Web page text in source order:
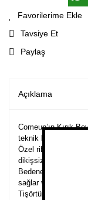
Tavsiye Et
Paylaş
Açıklama
Comeup’ın Kırık
teknik konforla
Özel ribli dokulu
dikişsiz tasarımı
Bedene oturmayan
sağlar ve gün boyu
Tişörtün teknik